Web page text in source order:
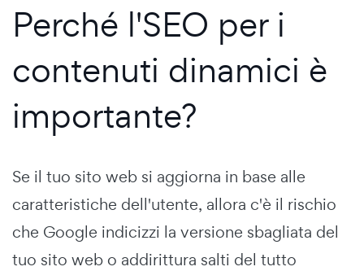
Perché l'SEO per i
contenuti dinamici è
importante?
Se il tuo sito web si aggiorna in base alle
caratteristiche dell'utente, allora c'è il rischio
che Google indicizzi la versione sbagliata del
tuo sito web o addirittura salti del tutto